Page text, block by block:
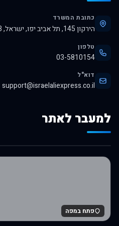
כתובת המשרד
הירקון 145, תל אביב יפו, ישראל, 6345313
טלפון
03-5810154
דוא"ל
support@israelaliexpress.co.il
למעבר לאתר
לרכישה באלי אקספרס
פתח במפה